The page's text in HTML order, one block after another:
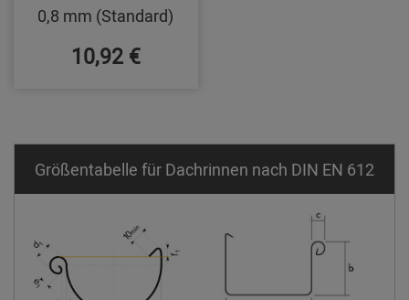
0,8 mm (Standard)
10,92 €
Größentabelle für Dachrinnen nach DIN EN 612